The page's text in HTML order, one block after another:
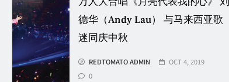
德华（Andy Lau） 与马来西亚歌
迷同庆中秋
REDTOMATO ADMIN
OCT 4, 2019
0